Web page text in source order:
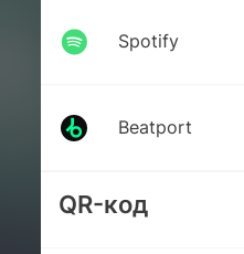
Spotify
Beatport
QR-код